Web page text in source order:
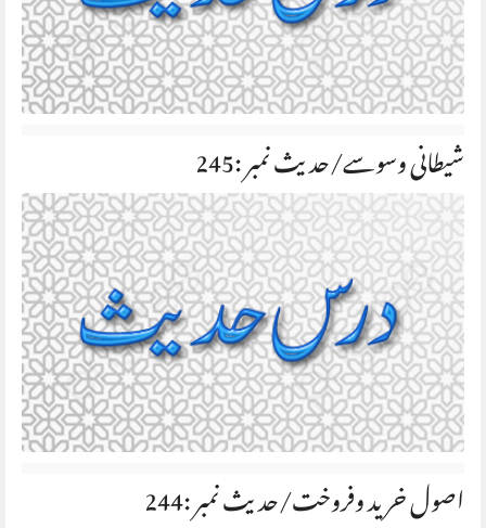
شیطانی وسوسے/حديث نمبر :245
اصول خرید وفروخت/حديث نمبر :244